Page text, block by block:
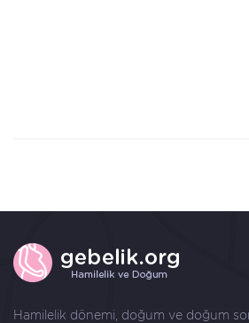
Hamilelik dönemi, doğum ve doğum